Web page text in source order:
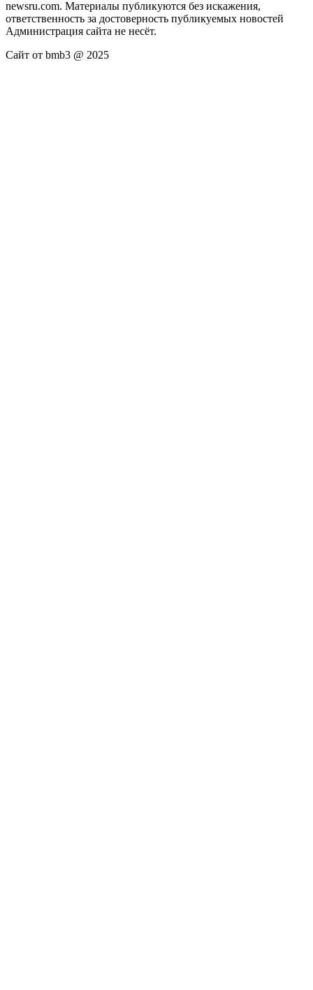
newsru.com. Материалы публикуются без искажения,
ответственность за достоверность публикуемых новостей
Администрация сайта не несёт.
Сайт от bmb3 @ 2025